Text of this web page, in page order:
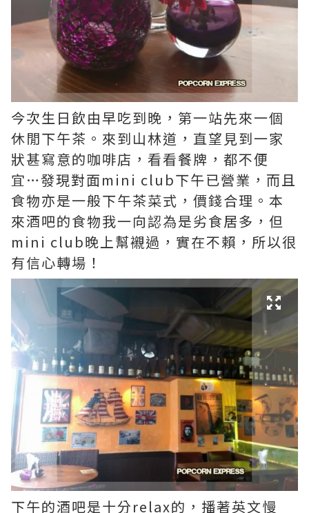
今次生日飲由早吃到晚，第一站先來一個
休閒下午茶。來到山林道，直望見到一家
狀甚寫意的咖啡店，看看餐牌，都不便
宜…發現對面mini club下午已營業，而且
食物亦是一般下午茶菜式，價錢合理。本
來酒吧的食物我一向認為是劣食居多，但
mini club晚上幫襯過，實在不賴，所以很
有信心轉場！
下午的酒吧是十分relax的，播著英文慢